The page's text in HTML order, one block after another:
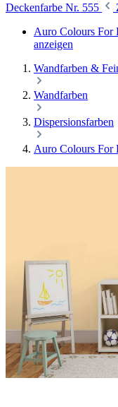
Deckenfarbe Nr. 555
Auro Colours For
anzeigen
Wandfarben &
Wandfarben
Dispersionsfarben
Auro Colours For